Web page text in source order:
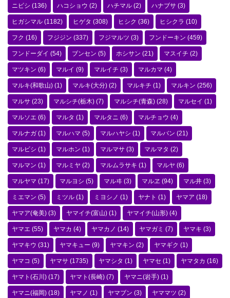
ニビシ (136) ハコショウ (2) ハチマル (2) ハナブサ (3)
ヒガシマル (1182) ヒゲタ (308) ヒシク (36) ヒシクラ (10)
フク (16) フジジン (337) フジマルツ (3) フンドーキン (459)
フンドーダイ (54) ブンセン (5) ホシサン (21) マスイチ (2)
マツキン (6) マルイ (9) マルイチ (3) マルカマ (4)
マルキ(和歌山) (1) マルキ(大分) (2) マルキチ (1) マルキン (256)
マルサ (23) マルシチ(栃木) (7) マルシチ(青森) (28) マルセイ (1)
マルソエ (6) マルタ (1) マルタニ (6) マルチョウ (4)
マルナガ (1) マルハマ (5) マルハヤシ (1) マルバン (21)
マルビシ (1) マルホン (1) マルマサ (3) マルマタ (2)
マルマン (1) マルミヤ (2) マルムラサキ (1) マルヤ (6)
マルヤマ (17) マルヨシ (5) マルヰ (3) マルヱ (94) マル井 (3)
ミエマン (5) ミツル (1) ミヨシノ (1) ヤナト (1) ヤマア (18)
ヤマア(奄美) (3) ヤマイチ(富山) (1) ヤマイチ(山形) (4)
ヤマエ (55) ヤマカ (4) ヤマカノ (14) ヤマガミ (7) ヤマキ (3)
ヤマキウ (31) ヤマキュー (9) ヤマキン (2) ヤマギク (1)
ヤマコ (5) ヤマサ (1735) ヤマシタ (1) ヤマセ (1) ヤマタカ (16)
ヤマト(石川) (17) ヤマト(長崎) (7) ヤマニ(岩手) (1)
ヤマニ(福岡) (18) ヤマノ (1) ヤマブン (3) ヤママツ (2)